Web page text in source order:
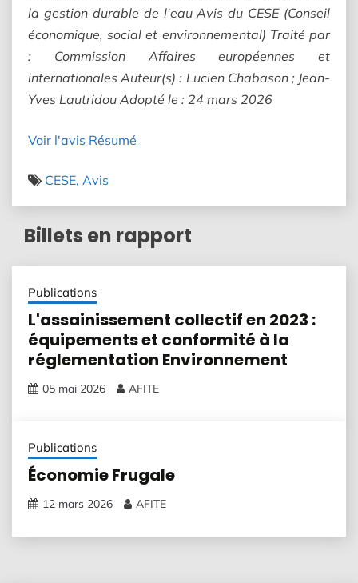
la gestion durable de l'eau Avis du CESE (Conseil
économique, social et environnemental) Traité par
: Commission Affaires européennes et
internationales Auteur(s) : Lucien Chabason ; Jean-
Yves Lautridou Adopté le : 24 mars 2026
Voir l'avis Résumé
CESE Avis
Billets en rapport
Publications
L'assainissement collectif en 2023 :
équipements et conformité à la
réglementation Environnement
05 mai 2026 AFITE
Publications
Économie Frugale
12 mars 2026 AFITE